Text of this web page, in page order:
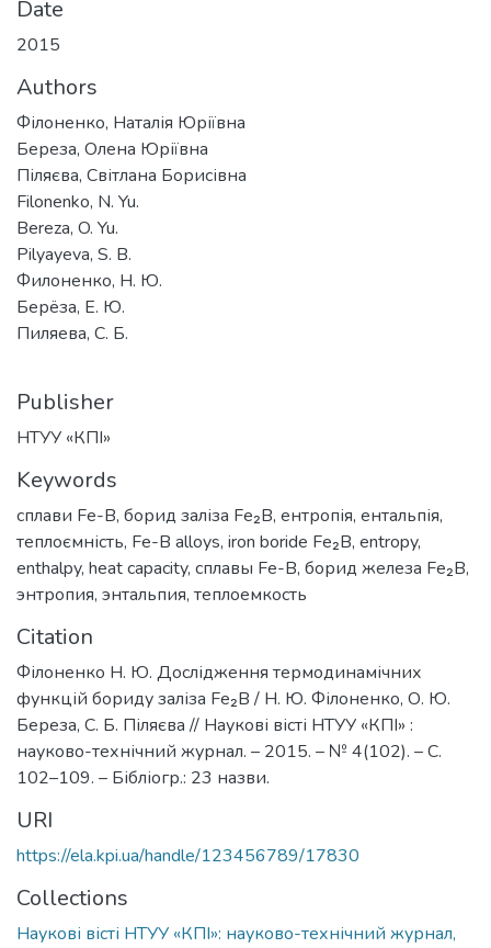
Date
2015
Authors
Філоненко, Наталія Юріївна
Береза, Олена Юріївна
Піляєва, Світлана Борисівна
Filonenko, N. Yu.
Bereza, O. Yu.
Pilyayeva, S. B.
Филоненко, Н. Ю.
Берёза, Е. Ю.
Пиляева, С. Б.
Publisher
НТУУ «КПІ»
Keywords
сплави Fe-В, борид заліза Fе₂B, ентропія, ентальпія,
теплоємність, Fe-В alloys, iron boride Fе₂B, entropy,
enthalpy, heat capacity, сплавы Fe-В, борид железа Fе₂B,
энтропия, энтальпия, теплоемкость
Citation
Філоненко Н. Ю. Дослідження термодинамічних
функцій бориду заліза Fe₂B / Н. Ю. Філоненко, О. Ю.
Береза, С. Б. Піляєва // Наукові вісті НТУУ «КПІ» :
науково-технічний журнал. – 2015. – № 4(102). – С.
102–109. – Бібліогр.: 23 назви.
URI
https://ela.kpi.ua/handle/123456789/17830
Collections
Наукові вісті НТУУ «КПІ»: науково-технічний журнал,